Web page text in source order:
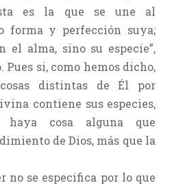
es la que se une al
forma y perfección suya;
el alma, sino su especie”,
Pues si, como hemos dicho,
distintas de Él por
contiene sus especies,
cosa alguna que
de Dios, más que la
no se especifica por lo que